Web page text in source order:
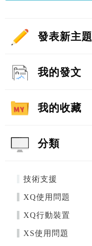
發表新主題
我的發文
我的收藏
分類
技術支援
XQ使用問題
XQ行動裝置
XS使用問題